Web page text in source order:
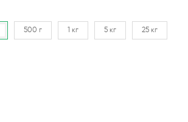
500 г 1 кг 5 кг 25 кг